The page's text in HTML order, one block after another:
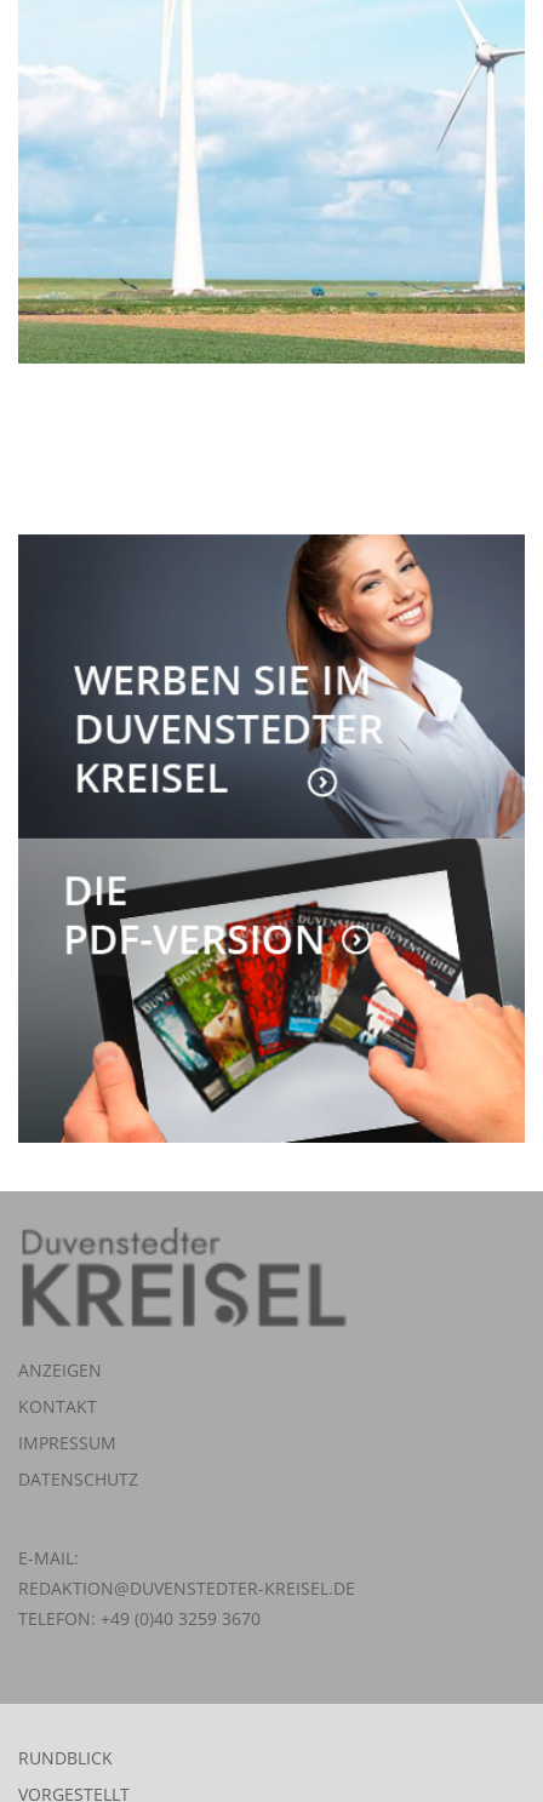
ANZEIGEN
KONTAKT
IMPRESSUM
DATENSCHUTZ
E-MAIL:
REDAKTION@DUVENSTEDTER-KREISEL.DE
TELEFON: +49 (0)40 3259 3670
RUNDBLICK
VORGESTELLT